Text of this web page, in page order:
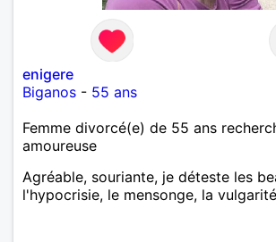
enigere
Biganos - 55 ans
Femme divorcé(e) de 55 ans
amoureuse
Agréable, souriante, je déteste les
l'hypocrisie, le mensonge, la